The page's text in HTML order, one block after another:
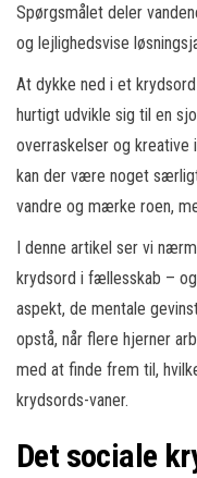
Spørgsmålet deler
og lejlighedsvise
At dykke ned i et
hurtigt udvikle sig til en
overraskelser og kreative
kan der være noget
vandre og mærke roen,
I denne artikel ser vi
krydsord i fællesskab –
aspekt, de mentale
opstå, når flere hjerner
med at finde frem til,
krydsords-vaner.
Det sociale